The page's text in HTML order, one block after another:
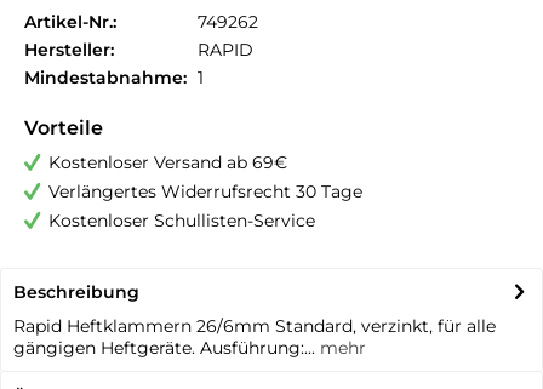
Artikel-Nr.:
749262
Hersteller:
RAPID
Mindestabnahme: 1
Vorteile
Kostenloser Versand ab 69€
Verlängertes Widerrufsrecht 30 Tage
Kostenloser Schullisten-Service
Beschreibung
Rapid Heftklammern 26/6mm Standard, verzinkt, für alle
gängigen Heftgeräte. Ausführung:... mehr